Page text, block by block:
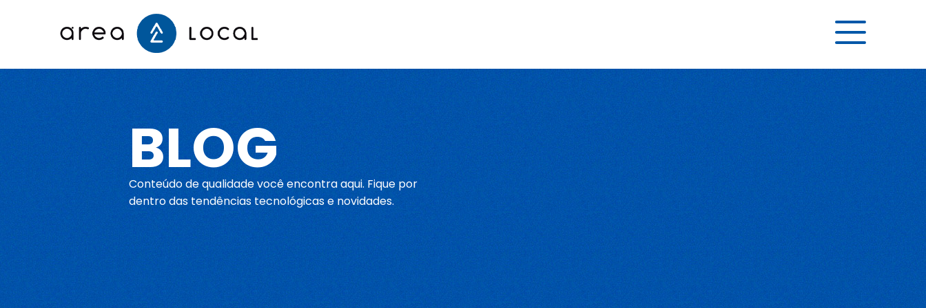
Fale conosco
Serviços
Portfólio
Sobre nós
BLOG
Conteúdo de qualidade você encontra aqui. Fique por
dentro das tendências tecnológicas e novidades.